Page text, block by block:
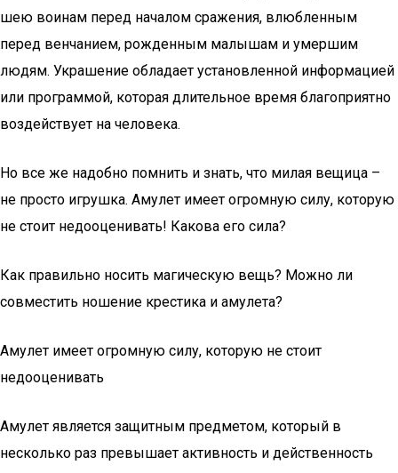
шею воинам перед началом сражения, влюбленным
перед венчанием, рожденным малышам и умершим
людям. Украшение обладает установленной информацией
или программой, которая длительное время благоприятно
воздействует на человека.
Но все же надобно помнить и знать, что милая вещица –
не просто игрушка. Амулет имеет огромную силу, которую
не стоит недооценивать! Какова его сила?
Как правильно носить магическую вещь? Можно ли
совместить ношение крестика и амулета?
Амулет имеет огромную силу, которую не стоит
недооценивать
Амулет является защитным предметом, который в
несколько раз превышает активность и действенность